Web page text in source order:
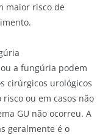
maior risco de
a fungúria podem
cirúrgicos urológicos
ou em casos não
GU não ocorreu. A
geralmente é o